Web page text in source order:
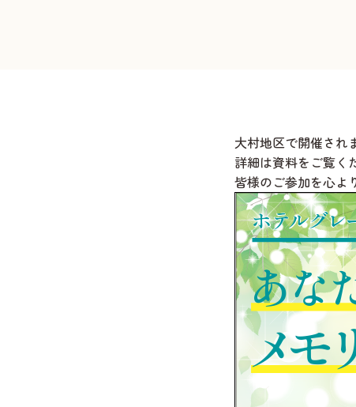
大村地区で開催され
詳細は資料をご覧く
皆様のご参加を心よ